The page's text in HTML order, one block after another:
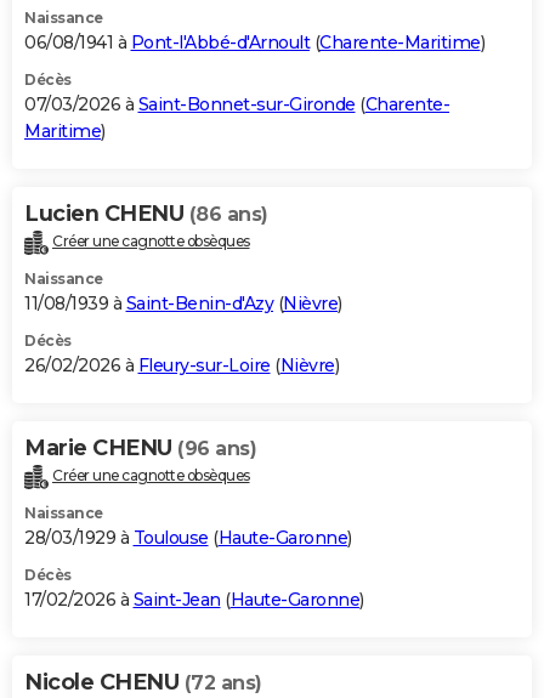
Naissance
06/08/1941 à Pont-l'Abbé-d'Arnoult(Charente-Maritime)
Décès
07/03/2026 à Saint-Bonnet-sur-Gironde (Charente-
Maritime)
Lucien CHENU (86 ans)
Créer une cagnotte obsèques
Naissance
11/08/1939 à Saint-Benin-d'Azy(Nièvre)
Décès
26/02/2026 à Fleury-sur-Loire (Nièvre)
Marie CHENU (96 ans)
Créer une cagnotte obsèques
Naissance
28/03/1929 à Toulouse (Haute-Garonne)
Décès
17/02/2026 à Saint-Jean (Haute-Garonne)
Nicole CHENU (72 ans)